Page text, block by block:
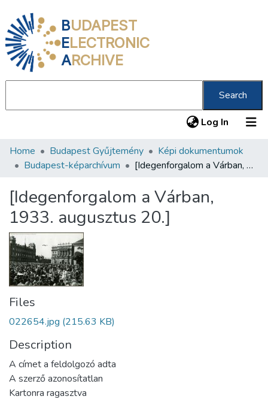
BUDAPEST
ELECTRONIC
ARCHIVE
Search
Log In (current)
Communities & Collections
Statistics
About us
Home Budapest Gyűjtemény
Képi dokumentumok
Budapest-képarchívum
[Idegenforgalom a Várban, 1933. augusztus 20.]
[Idegenforgalom a Várban,
1933. augusztus 20.]
Files
022654.jpg (215.63 KB)
Description
A címet a feldolgozó adta
A szerző azonosítatlan
Kartonra ragasztva